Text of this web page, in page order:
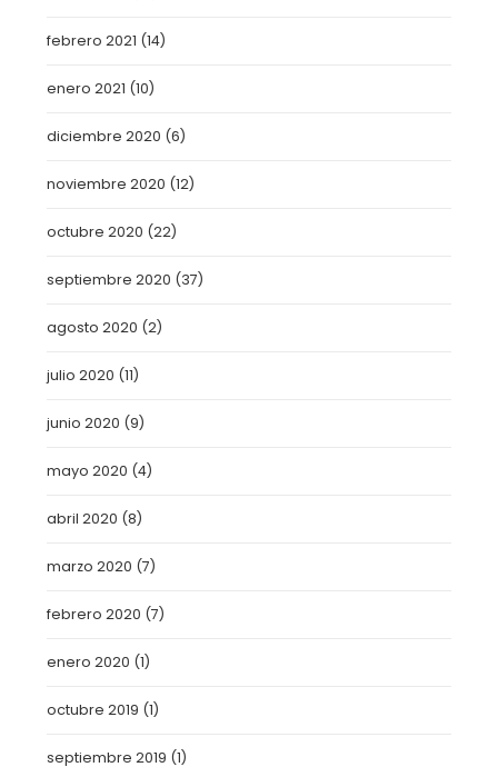
febrero 2021 (14)
enero 2021 (10)
diciembre 2020 (6)
noviembre 2020 (12)
octubre 2020 (22)
septiembre 2020 (37)
agosto 2020 (2)
julio 2020 (11)
junio 2020 (9)
mayo 2020 (4)
abril 2020 (8)
marzo 2020 (7)
febrero 2020 (7)
enero 2020 (1)
octubre 2019 (1)
septiembre 2019 (1)